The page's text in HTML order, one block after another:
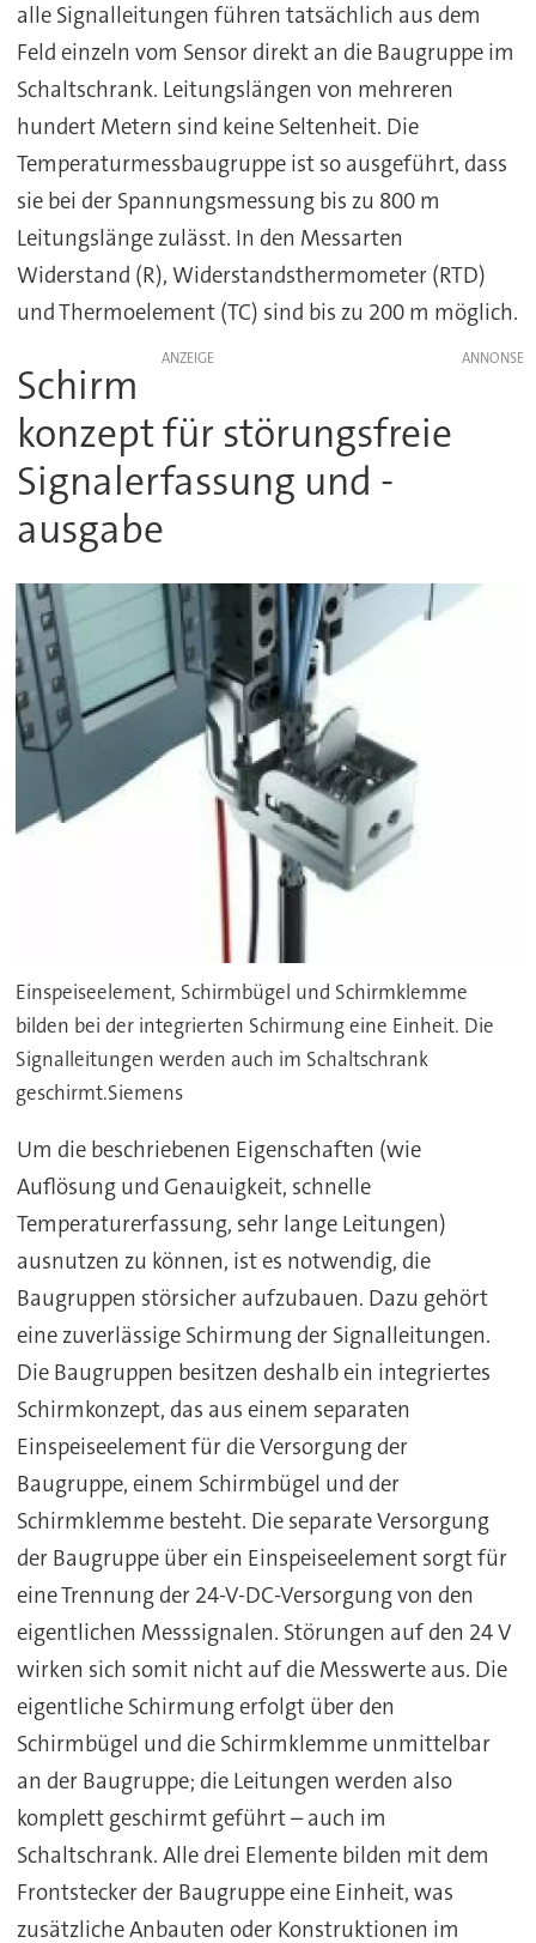
alle Signalleitungen führen tatsächlich aus dem
Feld einzeln vom Sensor direkt an die Baugruppe im
Schaltschrank. Leitungslängen von mehreren
hundert Metern sind keine Seltenheit. Die
Temperaturmessbaugruppe ist so ausgeführt, dass
sie bei der Spannungsmessung bis zu 800 m
Leitungslänge zulässt. In den Messarten
Widerstand (R), Widerstandsthermometer (RTD)
und Thermoelement (TC) sind bis zu 200 m möglich.
ANZEIGE
Schirm
konzept für störungsfreie
Signalerfassung und -
ausgabe
Einspeiseelement, Schirmbügel und Schirmklemme
bilden bei der integrierten Schirmung eine Einheit. Die
Signalleitungen werden auch im Schaltschrank
geschirmt.Siemens
Um die beschriebenen Eigenschaften (wie
Auflösung und Genauigkeit, schnelle
Temperaturerfassung, sehr lange Leitungen)
ausnutzen zu können, ist es notwendig, die
Baugruppen störsicher aufzubauen. Dazu gehört
eine zuverlässige Schirmung der Signalleitungen.
Die Baugruppen besitzen deshalb ein integriertes
Schirmkonzept, das aus einem separaten
Einspeiseelement für die Versorgung der
Baugruppe, einem Schirmbügel und der
Schirmklemme besteht. Die separate Versorgung
der Baugruppe über ein Einspeiseelement sorgt für
eine Trennung der 24-V-DC-Versorgung von den
eigentlichen Messsignalen. Störungen auf den 24 V
wirken sich somit nicht auf die Messwerte aus. Die
eigentliche Schirmung erfolgt über den
Schirmbügel und die Schirmklemme unmittelbar
an der Baugruppe; die Leitungen werden also
komplett geschirmt geführt – auch im
Schaltschrank. Alle drei Elemente bilden mit dem
Frontstecker der Baugruppe eine Einheit, was
zusätzliche Anbauten oder Konstruktionen im